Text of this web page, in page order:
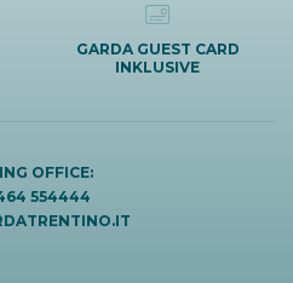
GARDA GUEST CARD
INKLUSIVE
OFFICE:
554444